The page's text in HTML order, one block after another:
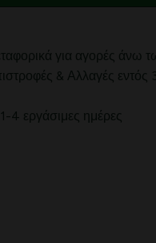
για αγορές άνω
& Αλλαγές εντός
4 εργάσιμες ημέρες